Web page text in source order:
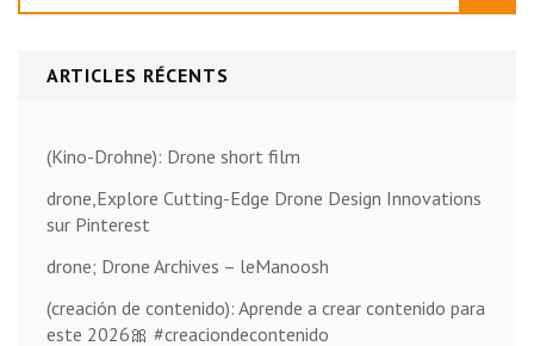
ARTICLES RÉCENTS
(Kino-Drohne): Drone short film
drone,Explore Cutting-Edge Drone Design Innovations
sur Pinterest
drone; Drone Archives – leManoosh
(creación de contenido): Aprende a crear contenido para
este 2026🎀 #creaciondecontenido